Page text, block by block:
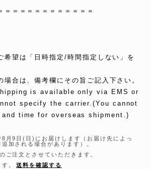
＝＝＝＝＝＝＝＝＝＝＝＝
希望は「日時指定/時間指定しない」を
場合は、備考欄にその旨ご記入下さい。
is available only via EMS or
specify the carrier.(You cannot
time for overseas shipment.)
月9日(日)にお届けします（お届け先によっ
加される場合があります）。
ご注文とさせていただきます。
。
送料を確認する